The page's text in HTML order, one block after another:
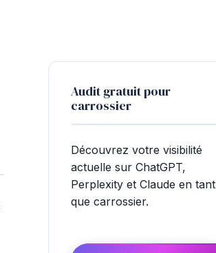
Audit gratuit pour
carrossier
Découvrez votre visibilité
actuelle sur ChatGPT,
Perplexity et Claude en tant
que carrossier.